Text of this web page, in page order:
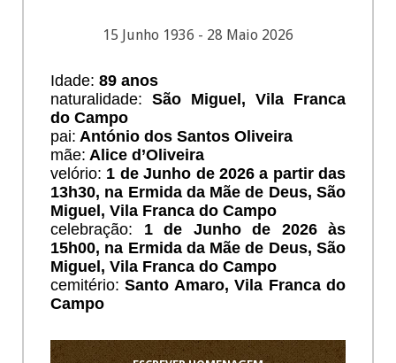
15 Junho 1936 - 28 Maio 2026
Idade: 89 anos
naturalidade: São Miguel, Vila Franca
do Campo
pai: António dos Santos Oliveira
mãe: Alice d’Oliveira
velório: 1 de Junho de 2026 a partir das
13h30, na Ermida da Mãe de Deus, São
Miguel, Vila Franca do Campo
celebração: 1 de Junho de 2026 às
15h00, na Ermida da Mãe de Deus, São
Miguel, Vila Franca do Campo
cemitério: Santo Amaro,Vila Franca do
Campo